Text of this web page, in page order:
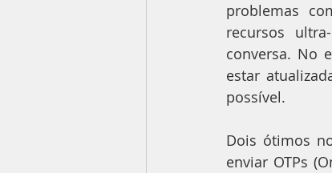
problemas
recursos
conversa. No
estar
possível.
Dois ótimos
enviar OTPs